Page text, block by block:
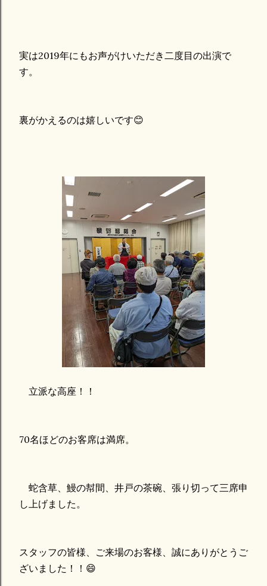
実は2019年にもお声がけいただき二度目の出演で
す。
裏がかえるのは嬉しいです😊
立派な高座！！
70名ほどのお客席は満席。
蛇含草、鰻の幇間、井戸の茶碗、張り切って三席申
し上げました。
スタッフの皆様、ご来場のお客様、誠にありがとうご
ざいました！！😄